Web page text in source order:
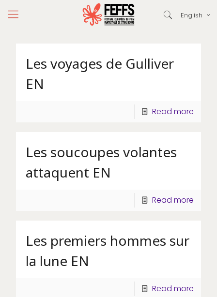
English
Les voyages de Gulliver
EN
Read more
Les soucoupes volantes
attaquent EN
Read more
Les premiers hommes sur
la lune EN
Read more